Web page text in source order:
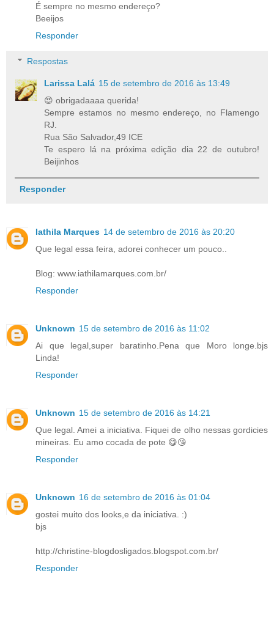
É sempre no mesmo endereço?
Beeijos
Responder
Respostas
Larissa Lalá 15 de setembro de 2016 às 13:49
😍 obrigadaaaa querida!
Sempre estamos no mesmo endereço, no Flamengo
RJ.
Rua São Salvador,49 ICE
Te espero lá na próxima edição dia 22 de outubro!
Beijinhos
Responder
Iathila Marques 14 de setembro de 2016 às 20:20
Que legal essa feira, adorei conhecer um pouco..
Blog: www.iathilamarques.com.br/
Responder
Unknown 15 de setembro de 2016 às 11:02
Ai que legal,super baratinho.Pena que Moro longe.bjs
Linda!
Responder
Unknown 15 de setembro de 2016 às 14:21
Que legal. Amei a iniciativa. Fiquei de olho nessas gordicies
mineiras. Eu amo cocada de pote 😋😘
Responder
Unknown 16 de setembro de 2016 às 01:04
gostei muito dos looks,e da iniciativa. :)
bjs
http://christine-blogdosligados.blogspot.com.br/
Responder